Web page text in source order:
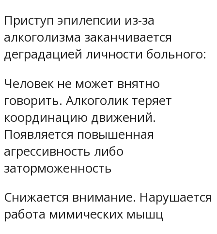
Приступ эпилепсии из-за
алкоголизма заканчивается
деградацией личности больного:
Человек не может внятно
говорить. Алкоголик теряет
координацию движений.
Появляется повышенная
агрессивность либо
заторможенность
Снижается внимание. Нарушается
работа мимических мышц